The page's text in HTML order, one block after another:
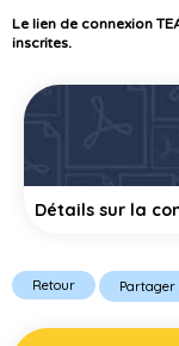
Le lien de connexion
inscrites.
Détails sur la
Retour Partager